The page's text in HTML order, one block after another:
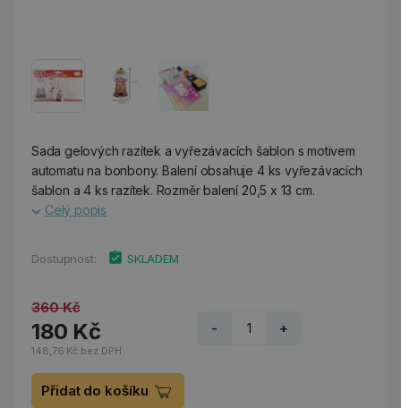
Sada gelových razítek a vyřezávacích šablon s motivem
automatu na bonbony. Balení obsahuje 4 ks vyřezávacích
šablon a 4 ks razítek. Rozměr balení 20,5 x 13 cm.
Celý popis
Dostupnost: SKLADEM
360 Kč
180 Kč
148,76 Kč bez DPH
- +
Přidat do košíku